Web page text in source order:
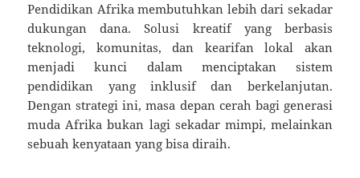
Pendidikan Afrika membutuhkan lebih dari sekadar
dukungan dana. Solusi kreatif yang berbasis
teknologi, komunitas, dan kearifan lokal akan
menjadi kunci dalam menciptakan sistem
pendidikan yang inklusif dan berkelanjutan.
Dengan strategi ini, masa depan cerah bagi generasi
muda Afrika bukan lagi sekadar mimpi, melainkan
sebuah kenyataan yang bisa diraih.